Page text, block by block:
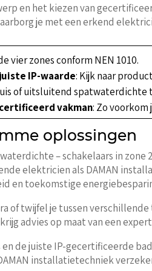
en het kiezen van
je met een erkend
vier zones conform NEN 1010.
IP-waarde: Kijk naar
of uitsluitend spatwaterdichte
vakman: Zo voorkom
oplossingen
– schakelaars in
elektricien als DAMAN
en toekomstige
of twijfel je tussen
advies op maat van een
de juiste IP-gecertificeerde
installatietechniek